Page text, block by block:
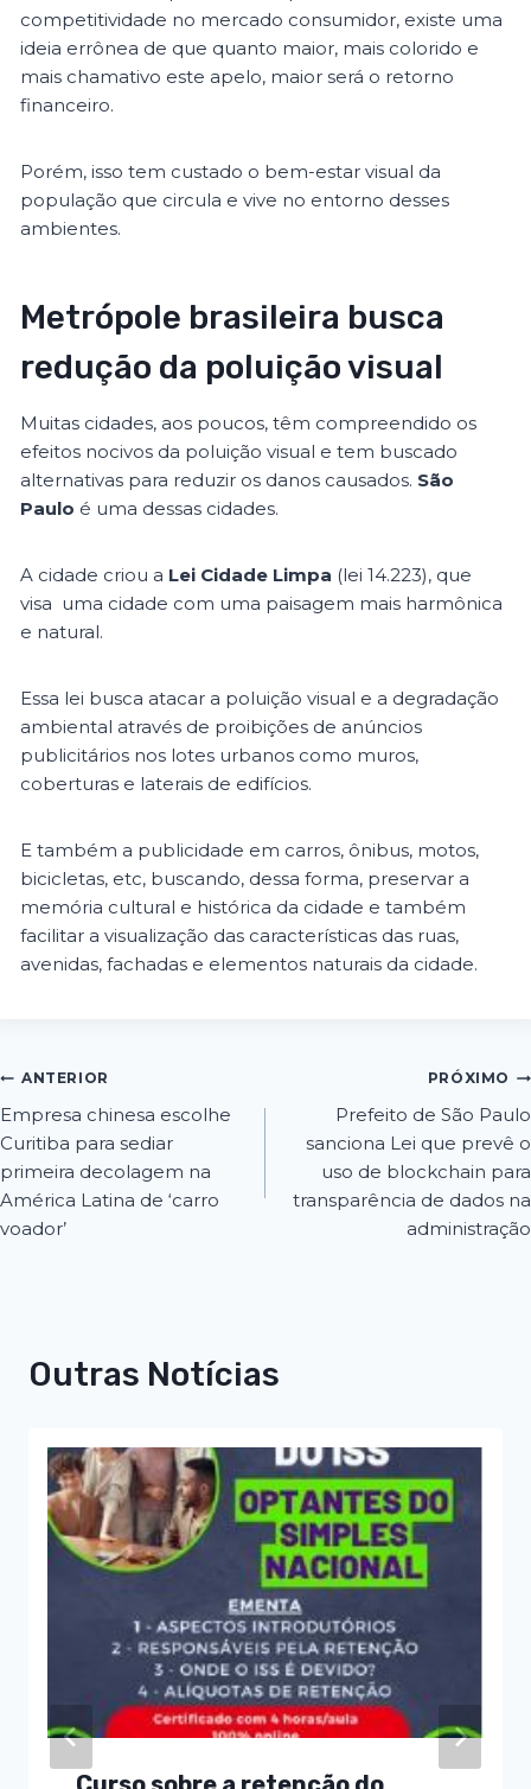
competitividade no mercado consumidor, existe uma
ideia errônea de que quanto maior, mais colorido e
mais chamativo este apelo, maior será o retorno
financeiro.
Porém, isso tem custado o bem-estar visual da
população que circula e vive no entorno desses
ambientes.
Metrópole brasileira busca
redução da poluição visual
Muitas cidades, aos poucos, têm compreendido os
efeitos nocivos da poluição visual e tem buscado
alternativas para reduzir os danos causados. São
Paulo é uma dessas cidades.
A cidade criou a Lei Cidade Limpa (lei 14.223), que
visa uma cidade com uma paisagem mais harmônica
e natural.
Essa lei busca atacar a poluição visual e a degradação
ambiental através de proibições de anúncios
publicitários nos lotes urbanos como muros,
coberturas e laterais de edifícios.
E também a publicidade em carros, ônibus, motos,
bicicletas, etc, buscando, dessa forma, preservar a
memória cultural e histórica da cidade e também
facilitar a visualização das características das ruas,
avenidas, fachadas e elementos naturais da cidade.
ANTERIOR
Empresa chinesa escolhe
Curitiba para sediar
primeira decolagem na
América Latina de ‘carro
voador’
PRÓXIMO
Prefeito de São Paulo
sanciona Lei que prevê o
uso de blockchain para
transparência de dados na
administração
Outras Notícias